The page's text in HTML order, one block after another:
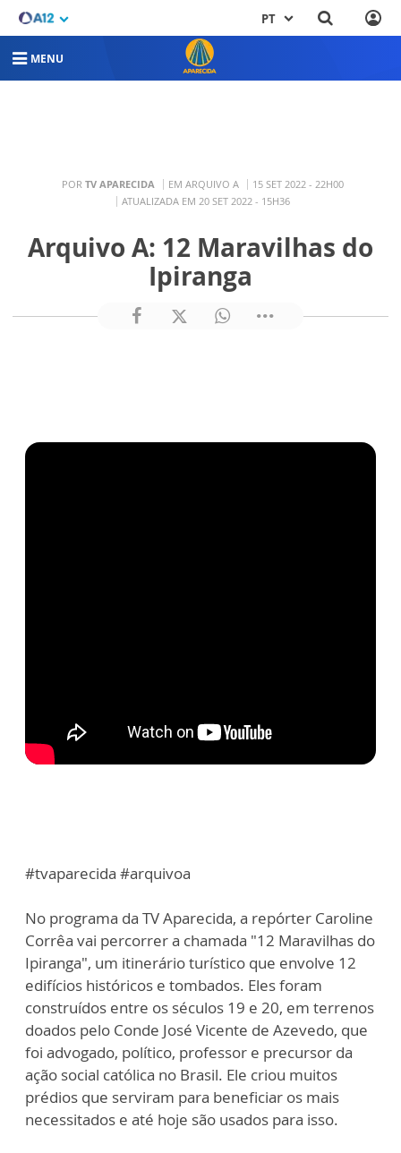
PT
MENU
POR TV APARECIDA EM ARQUIVO A
15 SET 2022 - 22H00
ATUALIZADA EM 20 SET 2022 - 15H36
Arquivo A: 12 Maravilhas do
Ipiranga
#tvaparecida #arquivoa
No programa da TV Aparecida, a repórter Caroline
Corrêa vai percorrer a chamada "12 Maravilhas do
Ipiranga", um itinerário turístico que envolve 12
edifícios históricos e tombados. Eles foram
construídos entre os séculos 19 e 20, em terrenos
doados pelo Conde José Vicente de Azevedo, que
foi advogado, político, professor e precursor da
ação social católica no Brasil. Ele criou muitos
prédios que serviram para beneficiar os mais
necessitados e até hoje são usados para isso.